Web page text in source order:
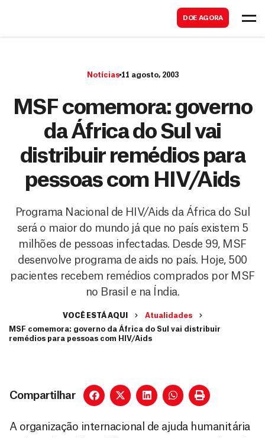
DOE AGORA
Notícias 11 agosto, 2003
MSF comemora: governo
da África do Sul vai
distribuir remédios para
pessoas com HIV/Aids
Programa Nacional de HIV/Aids da África do Sul
será o maior do mundo já que no país existem 5
milhões de pessoas infectadas. Desde 99, MSF
desenvolve programa de aids no país. Hoje, 500
pacientes recebem remédios comprados por MSF
no Brasil e na Índia.
VOCÊ ESTÁ AQUI
Atualidades
MSF comemora: governo da África do Sul vai distribuir
remédios para pessoas com HIV/Aids
Compartilhar
A organização internacional de ajuda humanitária
a